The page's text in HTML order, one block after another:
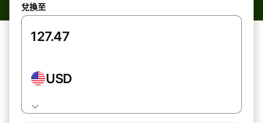
兌換至
USD